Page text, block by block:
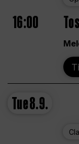
16:00
Tue8.9.